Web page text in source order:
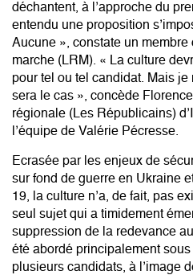
déchantent, à l’approche du
entendu une proposition
Aucune », constate un
marche (LRM). « La culture
pour tel ou tel candidat. Mais
sera le cas », concède
régionale (Les Républicains)
l’équipe de Valérie Pécresse.
Ecrasée par les enjeux de
sur fond de guerre en Ukraine
19, la culture n’a, de fait, pas
seul sujet qui a timidement
suppression de la redevance
été abordé principalement
plusieurs candidats, à l’image